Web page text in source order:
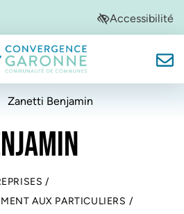
onglet)onglet)
nouvel onglet)
un nouvel onglet)
dans un nouvel onglet)Accessibilité
Convergence Garonne
Zanetti Benjamin
/
AUX PARTICULIERS /